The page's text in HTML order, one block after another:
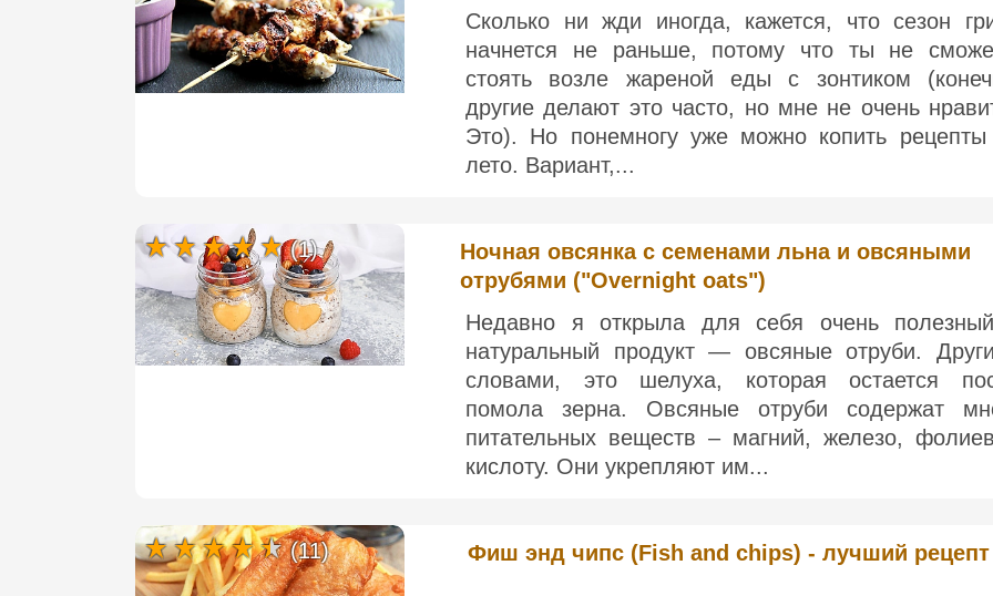
Сколько ни жди иногда, кажется, что сезон
начнется не раньше, потому что ты не
стоять возле жареной еды с зонтиком
другие делают это часто, но мне не очень
Это). Но понемногу уже можно копить
лето. Вариант,...
Ночная овсянка с семенами льна и овсяными
отрубями ("Overnight oats")
Недавно я открыла для себя очень
натуральный продукт — овсяные отруби.
словами, это шелуха, которая остается
помола зерна. Овсяные отруби содержат
питательных веществ – магний, железо,
кислоту. Они укрепляют им...
(1)
Фиш энд чипс (Fish and chips) - лучший рецепт
(11)